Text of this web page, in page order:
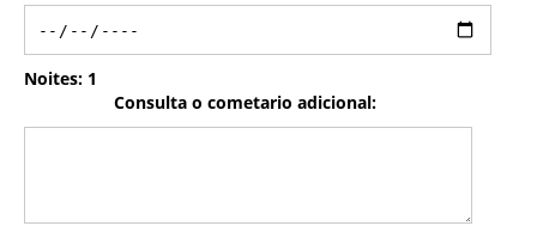
Noites: 1
Consulta o cometario adicional: